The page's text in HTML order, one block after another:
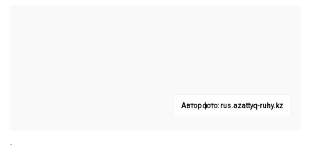
Автор фото: rus.azattyq-ruhy.kz